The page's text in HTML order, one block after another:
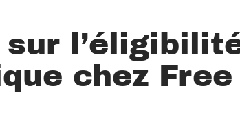
chez Free